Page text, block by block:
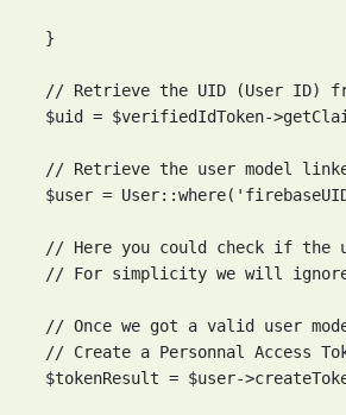
  }
// Retrieve the UID (User ID)
$uid = $verifiedIdToken-
// Retrieve the user model
$user =
// Here you could check if the
// For simplicity we will
// Once we got a valid user
// Create a Personnal Access
$tokenResult = $user-